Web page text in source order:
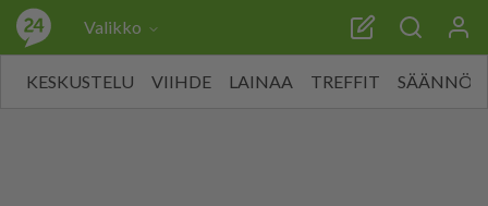
Valikko
KESKUSTELU VIIHDE LAINAA TREFFIT SÄÄNNÖT